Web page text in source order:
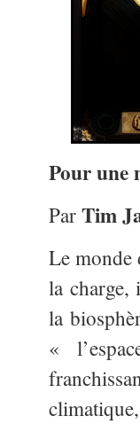
Pour une
ParTim
Le monde
la charge,
la
«